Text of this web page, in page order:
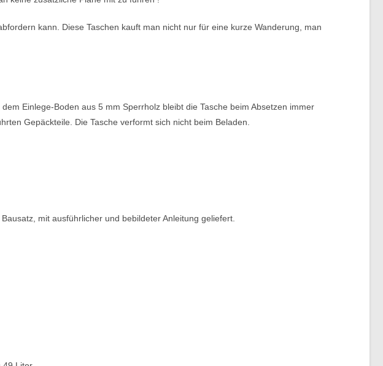
kann. Diese Taschen kauft man nicht nur für eine kurze Wanderung, man
Einlege-Boden aus 5 mm Sperrholz bleibt die Tasche beim Absetzen immer
Gepäckteile. Die Tasche verformt sich nicht beim Beladen.
mit ausführlicher und bebildeter Anleitung geliefert.